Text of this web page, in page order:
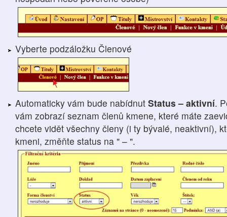
Vyberte podzáložku Členové
Automaticky vám bude nabídnut Status – aktivní.
vám zobrazí seznam členů kmene, které máte
chcete vidět všechny členy (i ty bývalé, neaktivní),
kmeni, změňte status na " – ".